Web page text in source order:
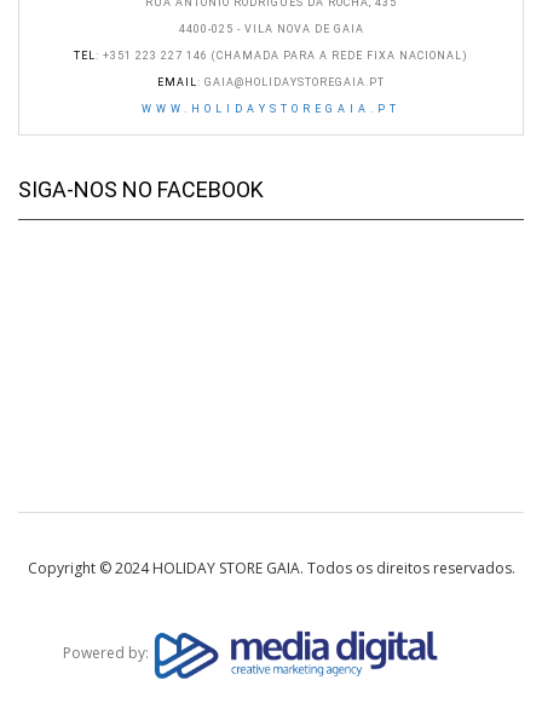
RUA ANTONIO RODRIGUES DA ROCHA, 435
4400-025 - VILA NOVA DE GAIA
TEL: +351 223 227 146 (CHAMADA PARA A REDE FIXA NACIONAL)
EMAIL: GAIA@HOLIDAYSTOREGAIA.PT
WWW.HOLIDAYSTOREGAIA.PT
SIGA-NOS NO FACEBOOK
Copyright © 2024 HOLIDAY STORE GAIA. Todos os direitos reservados.
Powered by: